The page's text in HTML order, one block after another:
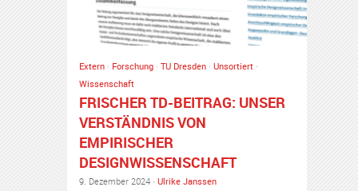
Extern · Forschung · TU Dresden · Unsortiert ·
Wissenschaft
FRISCHER TD-BEITRAG: UNSER
VERSTÄNDNIS VON
EMPIRISCHER
DESIGNWISSENSCHAFT
9. Dezember 2024 · Ulrike Janssen